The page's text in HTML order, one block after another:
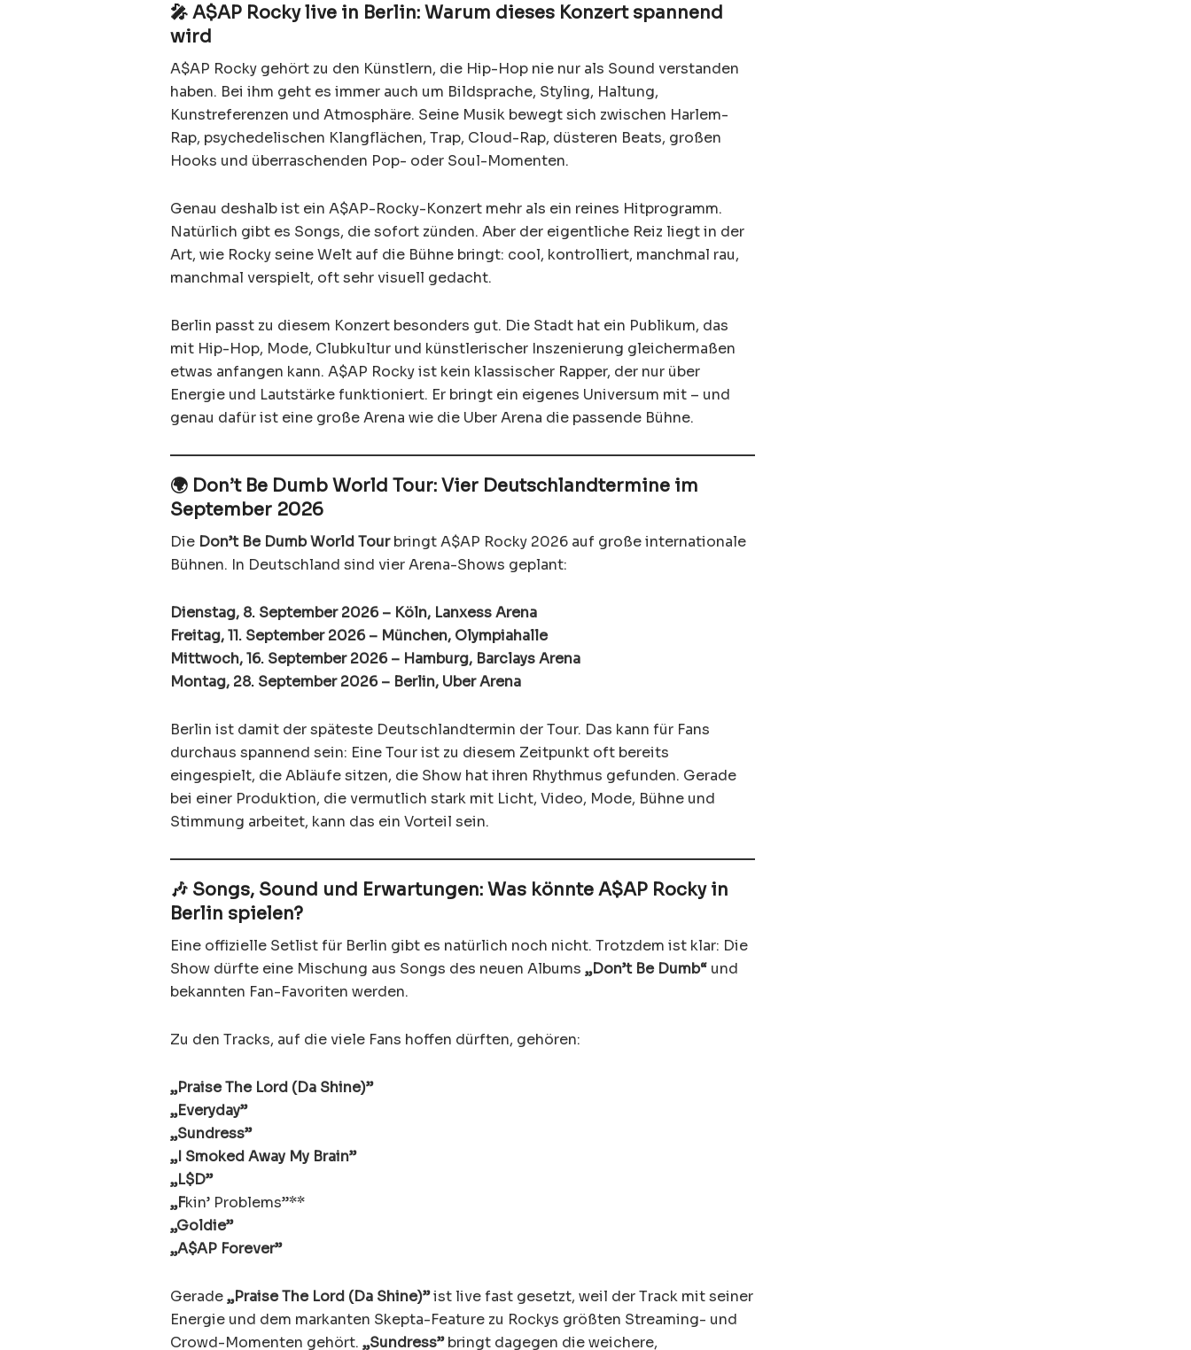
🎤 A$AP Rocky live in Berlin: Warum dieses Konzert spannend
wird
A$AP Rocky gehört zu den Künstlern, die Hip-Hop nie nur als Sound verstanden
haben. Bei ihm geht es immer auch um Bildsprache, Styling, Haltung,
Kunstreferenzen und Atmosphäre. Seine Musik bewegt sich zwischen Harlem-
Rap, psychedelischen Klangflächen, Trap, Cloud-Rap, düsteren Beats, großen
Hooks und überraschenden Pop- oder Soul-Momenten.
Genau deshalb ist ein A$AP-Rocky-Konzert mehr als ein reines Hitprogramm.
Natürlich gibt es Songs, die sofort zünden. Aber der eigentliche Reiz liegt in der
Art, wie Rocky seine Welt auf die Bühne bringt: cool, kontrolliert, manchmal rau,
manchmal verspielt, oft sehr visuell gedacht.
Berlin passt zu diesem Konzert besonders gut. Die Stadt hat ein Publikum, das
mit Hip-Hop, Mode, Clubkultur und künstlerischer Inszenierung gleichermaßen
etwas anfangen kann. A$AP Rocky ist kein klassischer Rapper, der nur über
Energie und Lautstärke funktioniert. Er bringt ein eigenes Universum mit – und
genau dafür ist eine große Arena wie die Uber Arena die passende Bühne.
🌍 Don’t Be Dumb World Tour: Vier Deutschlandtermine im
September 2026
Die Don’t Be Dumb World Tourbringt A$AP Rocky 2026 auf große internationale
Bühnen. In Deutschland sind vier Arena-Shows geplant:
Dienstag, 8. September 2026 – Köln, Lanxess Arena
Freitag, 11. September 2026 – München, Olympiahalle
Mittwoch, 16. September 2026 – Hamburg, Barclays Arena
Montag, 28. September 2026 – Berlin, Uber Arena
Berlin ist damit der späteste Deutschlandtermin der Tour. Das kann für Fans
durchaus spannend sein: Eine Tour ist zu diesem Zeitpunkt oft bereits
eingespielt, die Abläufe sitzen, die Show hat ihren Rhythmus gefunden. Gerade
bei einer Produktion, die vermutlich stark mit Licht, Video, Mode, Bühne und
Stimmung arbeitet, kann das ein Vorteil sein.
🎶 Songs, Sound und Erwartungen: Was könnte A$AP Rocky in
Berlin spielen?
Eine offizielle Setlist für Berlin gibt es natürlich noch nicht. Trotzdem ist klar: Die
Show dürfte eine Mischung aus Songs des neuen Albums „Don’t Be Dumb“ und
bekannten Fan-Favoriten werden.
Zu den Tracks, auf die viele Fans hoffen dürften, gehören:
„Praise The Lord (Da Shine)”
„Everyday”
„Sundress”
„I Smoked Away My Brain”
„L$D”
„Fkin’ Problems”**
„Goldie”
„A$AP Forever”
Gerade„Praise The Lord (Da Shine)”ist live fast gesetzt, weil der Track mit seiner
Energie und dem markanten Skepta-Feature zu Rockys größten Streaming- und
Crowd-Momenten gehört. „Sundress”bringt dagegen die weichere,